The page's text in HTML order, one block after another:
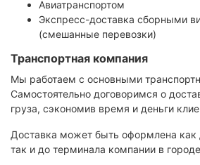
Авиатранспортом
Экспресс-доставка сборными
(смешанные перевозки)
Транспортная компания
Мы работаем с основными
Самостоятельно договоримся о
груза, сэкономив время и деньги
Доставка может быть оформлена как
так и до терминала компании в